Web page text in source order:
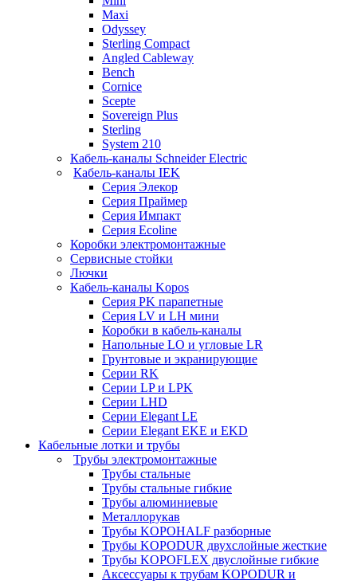
Maxi
Odyssey
Sterling Compact
Angled Cableway
Bench
Cornice
Scepte
Sovereign Plus
Sterling
System 210
Кабель-каналы Schneider Electric
Кабель-каналы IEK
Серия Элекор
Серия Праймер
Серия Импакт
Серия Ecoline
Коробки электромонтажные
Сервисные стойки
Лючки
Кабель-каналы Kopos
Серия PK парапетные
Серия LV и LH мини
Коробки в кабель-каналы
Напольные LO и угловые LR
Грунтовые и экранирующие
Серии RK
Серии LP и LPK
Серии LHD
Серии Elegant LE
Серии Elegant EKE и EKD
Кабельные лотки и трубы
Трубы электромонтажные
Трубы стальные
Трубы стальные гибкие
Трубы алюминиевые
Металлорукав
Трубы KOPOHALF разборные
Трубы KOPODUR двухслойные жесткие
Трубы KOPOFLEX двуслойные гибкие
Аксессуары к трубам KOPODUR и